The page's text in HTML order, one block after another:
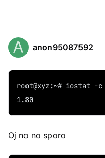
anon95087592
root@xyz:~# iostat -
1.80
Oj no no sporo